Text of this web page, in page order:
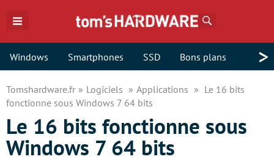
Windows Smartphones SSD Bons plans >
Tomshardware.fr Logiciels Applications
Le 16 bits
fonctionne sous Windows 7 64 bits
Le 16 bits fonctionne sous
Windows 7 64 bits